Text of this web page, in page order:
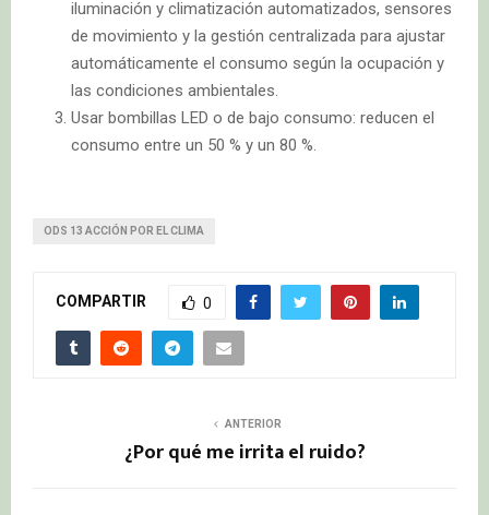
iluminación y climatización automatizados, sensores
de movimiento y la gestión centralizada para ajustar
automáticamente el consumo según la ocupación y
las condiciones ambientales.
Usar bombillas LED o de bajo consumo: reducen el
consumo entre un 50 % y un 80 %.
ODS 13 ACCIÓN POR EL CLIMA
COMPARTIR 0
ANTERIOR
¿Por qué me irrita el ruido?